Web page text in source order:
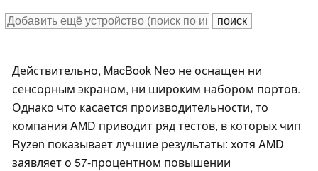
Действительно, MacBook Neo не оснащен ни
сенсорным экраном, ни широким набором портов.
Однако что касается производительности, то
компания AMD приводит ряд тестов, в которых чип
Ryzen показывает лучшие результаты: хотя AMD
заявляет о 57-процентном повышении